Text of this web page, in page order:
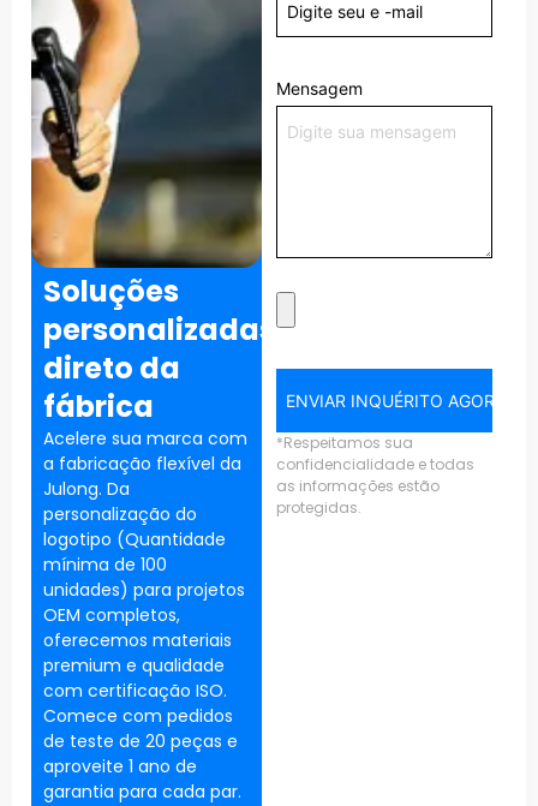
Mensagem
ENVIAR INQUÉRITO AGORA
*Respeitamos sua
confidencialidade e todas
as informações estão
protegidas.
Soluções
personalizadas
direto da
fábrica
Acelere sua marca com
a fabricação flexível da
Julong. Da
personalização do
logotipo (Quantidade
mínima de 100
unidades) para projetos
OEM completos,
oferecemos materiais
premium e qualidade
com certificação ISO.
Comece com pedidos
de teste de 20 peças e
aproveite 1 ano de
garantia para cada par.